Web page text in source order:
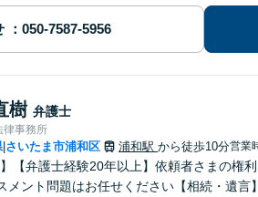
樹 弁護士
律事務所
| さいたま市浦和区 浦和駅 から徒歩10分営業
【弁護士経験20年以上】依頼者さまの権
メント問題はお任せください【相続・遺